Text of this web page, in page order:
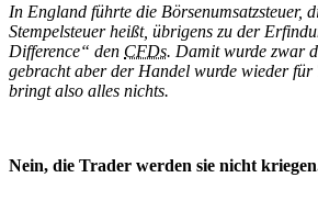
In England führte die Börsenumsatzsteuer,
Stempelsteuer heißt, übrigens zu der
Difference“ den CFDs. Damit wurde zwar
gebracht aber der Handel wurde wieder für
bringt also alles nichts.
Nein, die Trader werden sie nicht